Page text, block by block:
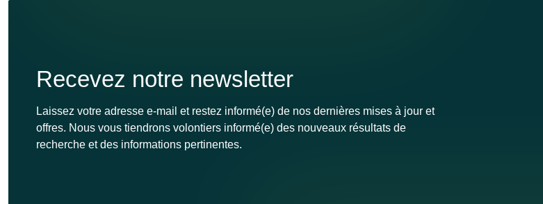
Recevez notre newsletter
Laissez votre adresse e-mail et restez informé(e) de nos dernières mises à jour et
offres. Nous vous tiendrons volontiers informé(e) des nouveaux résultats de
recherche et des informations pertinentes.